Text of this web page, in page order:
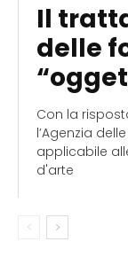
Il
delle
Con la
l’Agenzia
applicabile
d'arte